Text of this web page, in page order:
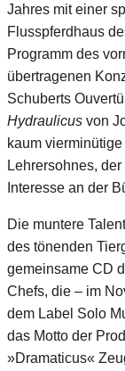
Jahres mit einer
Flusspferdhaus
Programm des
übertragenen
Schuberts
Hydraulicus von
kaum
Lehrersohnes,
Interesse an der
Die muntere
des tönenden
gemeinsame CD
Chefs, die – im
dem Label Solo
das Motto der
»Dramaticus«